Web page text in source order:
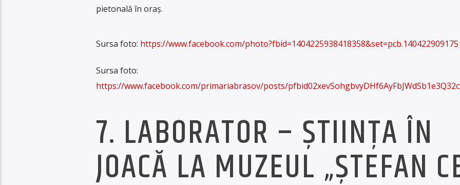
pietonală în oraș.
Sursa foto: https://www.facebook.com/
Sursa foto:
https://www.facebook.com/primariabrasov/posts/
7. LABORATOR – ȘTIINȚA ÎN
JOACĂ LA MUZEUL „ȘTEFAN